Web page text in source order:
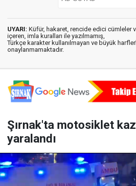
UYARI: Küfür, hakaret, rencide edici cümleler
içeren, imla kuralları ile yazılmamış,
Türkçe karakter kullanılmayan ve büyük
onaylanmamaktadır.
Şırnak'ta motosiklet
yaralandı